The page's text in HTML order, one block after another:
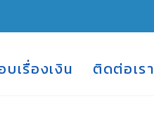
บเรื่องเงิน ติดต่อเรา